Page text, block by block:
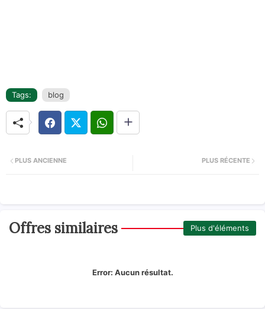
Tags: blog
PLUS RÉCENTE
PLUS ANCIENNE
Offres similaires Plus d'éléments
Error: Aucun résultat.